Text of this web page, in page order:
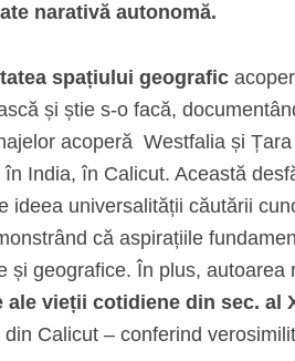
narativă autonomă.
spațiului geografic
și știe s-o facă,
acoperă Westfalia și
India, în Calicut. Această
ideea universalității căutării
că aspirațiile
și geografice. În plus, autoarea
ale vieții cotidiene din sec. al
Calicut – conferind